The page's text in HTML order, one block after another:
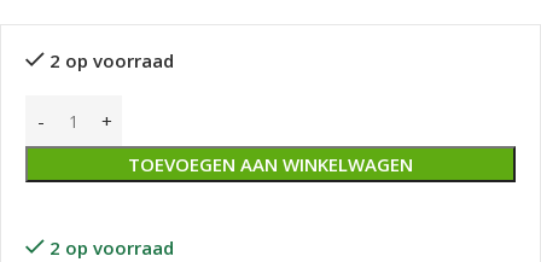
2 op voorraad
TOEVOEGEN AAN WINKELWAGEN
2 op voorraad